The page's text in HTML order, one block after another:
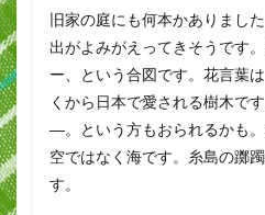
旧家の庭にも何本かありまし
出がよみがえってきそうです
ー、という合図です。花言葉
くから日本で愛される樹木で
―。という方もおられるかも。
空ではなく海です。糸島の躑
す。